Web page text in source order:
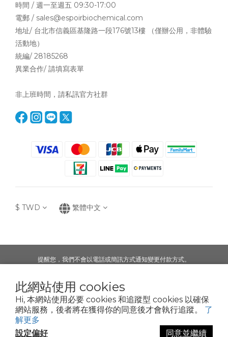
此網站使用 cookies
Hi, 本網站使用必要 cookies 和追蹤型 cookies 以確保
網站服務，後者將在獲得你的同意後才會執行追蹤。 了
解更多
設定偏好
同意並繼續
時間 / 週一至週五 09:30-17:00
電郵 / sales@espoirbiochemical.com
地址/ 台北市信義區基隆路一段176號13樓 （僅辦公用，非體驗
活動地）
統編/ 28185268
異業合作/ 請填寫表單
非上班時間，請私訊官方社群
$ TWD 繁體中文
提醒您，我們不會以電話或簡訊方式通知變更付款方式。
Copyright© 2021 Espoir Biochemistry Corp.
凱乙國際股份有限公司